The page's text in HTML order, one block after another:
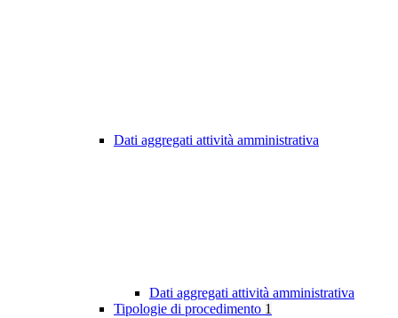
Dati aggregati attività amministrativa
Dati aggregati attività amministrativa
Tipologie di procedimento 1